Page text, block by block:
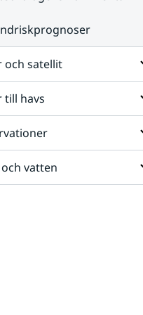
och satellit
till havs
vatten